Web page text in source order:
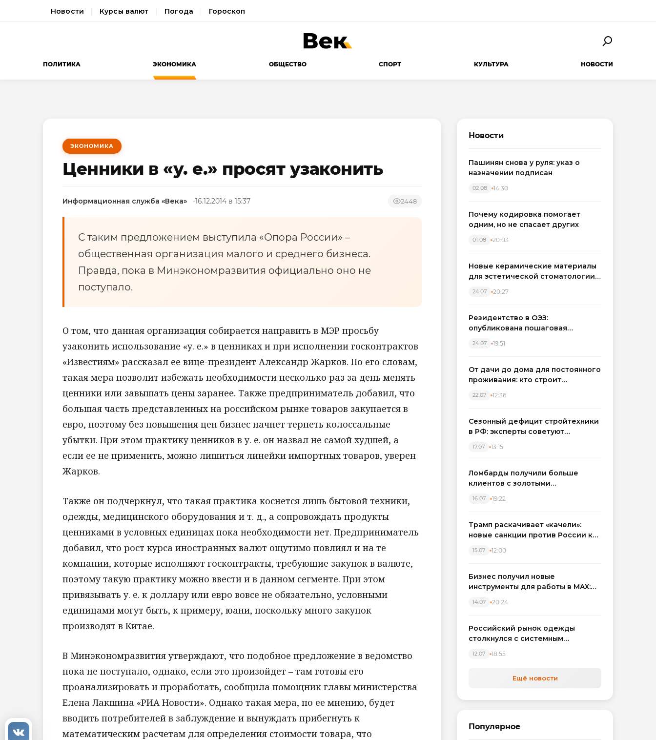
Новости Курсы валют Погода Гороскоп
ПОЛИТИКА ЭКОНОМИКА ОБЩЕСТВО СПОРТ КУЛЬТУРА НОВОСТИ
ЭКОНОМИКА
Ценники в «у. е.» просят узаконить
Информационная служба «Века» 16.12.2014 в 15:37 2448
С таким предложением выступила «Опора России» –
общественная организация малого и среднего бизнеса.
Правда, пока в Минэкономразвития официально оно не
поступало.
О том, что данная организация собирается направить в МЭР просьбу
узаконить использование «у. е.» в ценниках и при исполнении госконтрактов
«Известиям» рассказал ее вице-президент Александр Жарков. По его словам,
такая мера позволит избежать необходимости несколько раз за день менять
ценники или завышать цены заранее. Также предприниматель добавил, что
большая часть представленных на российском рынке товаров закупается в
евро, поэтому без повышения цен бизнес начнет терпеть колоссальные
убытки. При этом практику ценников в у. е. он назвал не самой худшей, а
если ее не применить, можно лишиться линейки импортных товаров, уверен
Жарков.
Также он подчеркнул, что такая практика коснется лишь бытовой техники,
одежды, медицинского оборудования и т. д., а сопровождать продукты
ценниками в условных единицах пока необходимости нет. Предприниматель
добавил, что рост курса иностранных валют ощутимо повлиял и на те
компании, которые исполняют госконтракты, требующие закупок в валюте,
поэтому такую практику можно ввести и в данном сегменте. При этом
привязывать у. е. к доллару или евро вовсе не обязательно, условными
единицами могут быть, к примеру, юани, поскольку много закупок
производят в Китае.
В Минэкономразвития утверждают, что подобное предложение в ведомство
пока не поступало, однако, если это произойдет – там готовы его
проанализировать и проработать, сообщила помощник главы министерства
Елена Лакшина «РИА Новости». Однако такая мера, по ее мнению, будет
вводить потребителей в заблуждение и вынуждать прибегнуть к
математическим расчетам для определения стоимости товара, что
Новости
Пашинян снова у руля: указ о
назначении подписан
02.08 14:30
Почему кодировка помогает
одним, но не спасает других
01.08 20:03
Новые керамические материалы
для эстетической стоматологии
24.07 20:27
Резидентство в ОЭЗ:
опубликована пошаговая
налоговых льгот для инвесторов
24.07 19:51
От дачи до дома для постоянного
проживания: кто строит
Западном регионе
22.07 12:36
Сезонный дефицит стройтехники
в РФ: эксперты советуют
17.07 13:15
Ломбарды получили больше
клиентов с золотыми
вырос на фоне подорожания
16.07 19:22
Трамп раскачивает «качели»:
новые санкции против России как
15.07 12:00
Бизнес получил новые
инструменты для работы в MAX:
автоматизируют обработку
14.07 20:24
Российский рынок одежды
столкнулся с системным
12.07 18:55
Ещё новости
Популярное